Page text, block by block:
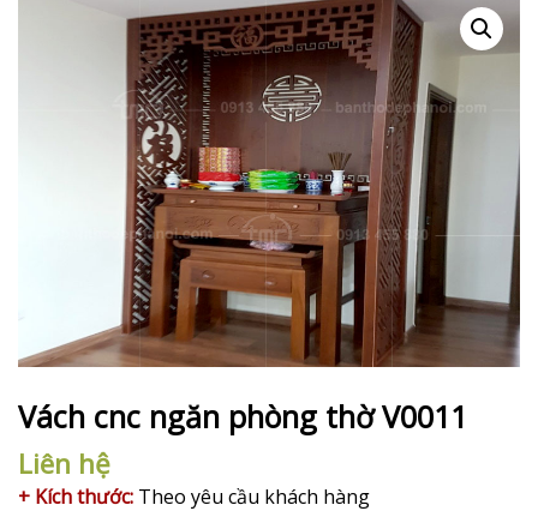
Vách cnc ngăn phòng thờ V0011
Liên hệ
+ Kích thước: Theo yêu cầu khách hàng